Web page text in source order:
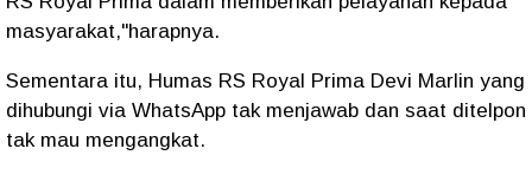
masyarakat,"harapnya.
Sementara itu, Humas RS Royal Prima Devi Marlin yang
dihubungi via WhatsApp tak menjawab dan saat ditelpon
tak mau mengangkat.